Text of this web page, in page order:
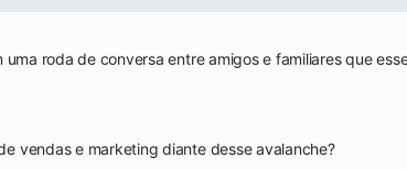
roda de conversa entre amigos e familiares que
vendas e marketing diante desse avalanche?